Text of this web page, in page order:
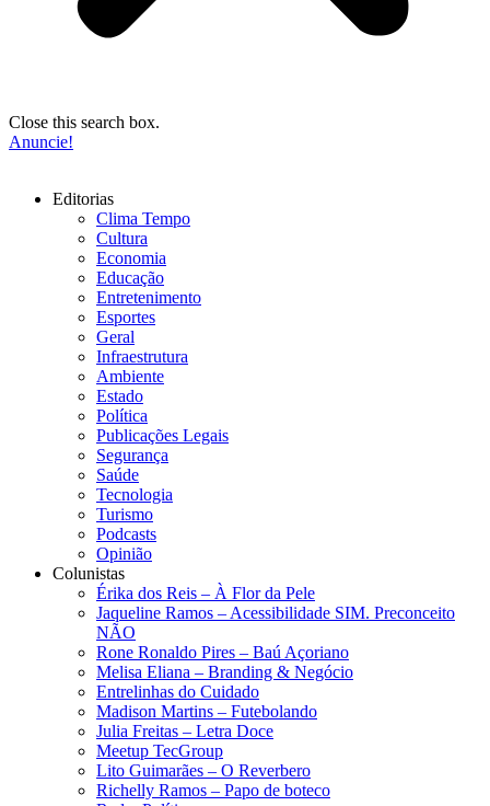
Close this search box.
Anuncie!
Editorias
Clima Tempo
Cultura
Economia
Educação
Entretenimento
Esportes
Geral
Infraestrutura
Ambiente
Estado
Política
Publicações Legais
Segurança
Saúde
Tecnologia
Turismo
Podcasts
Opinião
Colunistas
Érika dos Reis​ – À Flor da Pele
Jaqueline Ramos – Acessibilidade SIM. Preconceito
NÃO
Rone Ronaldo Pires – Baú Açoriano
Melisa Eliana – Branding & Negócio
Entrelinhas do Cuidado
Madison Martins – Futebolando
Julia Freitas​ – Letra Doce
Meetup TecGroup
Lito Guimarães – O Reverbero
Richelly Ramos​ – Papo de boteco